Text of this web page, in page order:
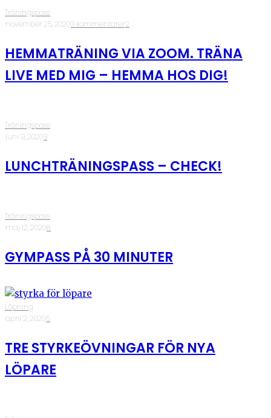
Träningspass
·november 25, 2020·3 kommentarer·2
HEMMATRÄNING VIA ZOOM. TRÄNA
LIVE MED MIG – HEMMA HOS DIG!
Träningspass
·juni 9, 2020·3
LUNCHTRÄNINGSPASS – CHECK!
Träningspass
·maj 12, 2020·8
GYMPASS PÅ 30 MINUTER
Löpning
·april 2, 2020·5
TRE STYRKEÖVNINGAR FÖR NYA
LÖPARE